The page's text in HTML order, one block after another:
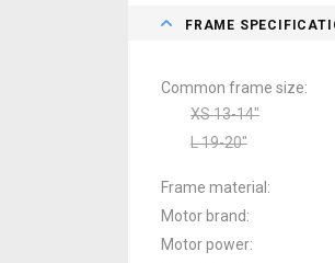
FRAME
Common frame size
XS 13-14"
L 19-20"
Frame material
Motor brand
Motor power